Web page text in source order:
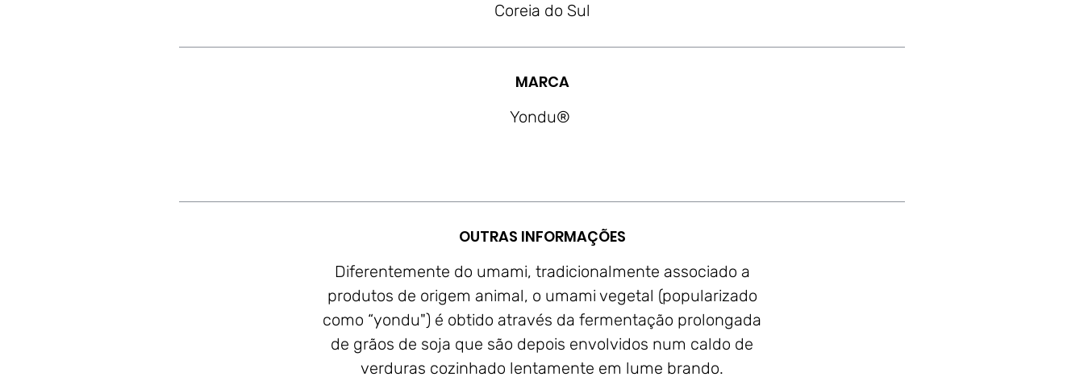
Coreia do Sul
MARCA
Yondu®
OUTRAS INFORMAÇÕES
Diferentemente do umami, tradicionalmente associado a
produtos de origem animal, o umami vegetal (popularizado
como “yondu") é obtido através da fermentação prolongada
de grãos de soja que são depois envolvidos num caldo de
verduras cozinhado lentamente em lume brando.